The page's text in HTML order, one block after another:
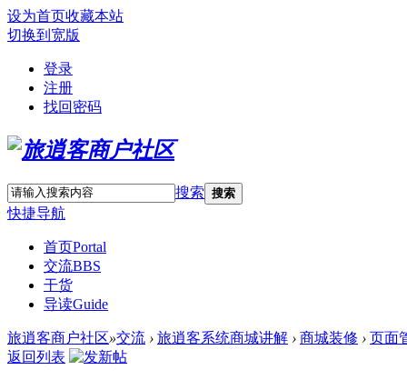
设为首页收藏本站
切换到宽版
登录
注册
找回密码
搜索 搜索
快捷导航
首页Portal
交流BBS
干货
导读Guide
旅逍客商户社区»交流 › 旅逍客系统商城讲解 › 商城装修 › 页面
返回列表